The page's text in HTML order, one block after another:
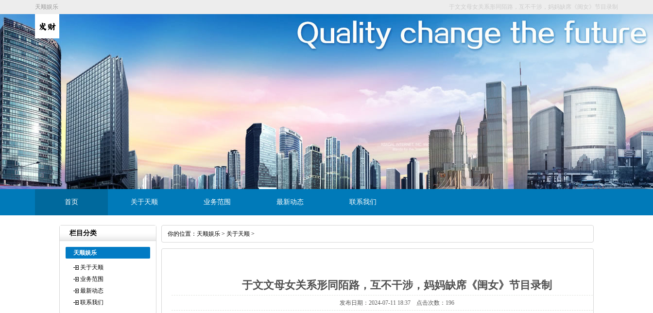
天顺娱乐 于文文母女关系形同陌路，互不干涉，妈妈缺席《闺女》节目录制
首页 关于天顺 业务范围 最新动态 联系我们
栏目分类
天顺娱乐
关于天顺
业务范围
最新动态
联系我们
你的位置： 天顺娱乐 > 关于天顺 >
于文文母女关系形同陌路，互不干涉，妈妈缺席《闺女》节目录制
发布日期：2024-07-11 18:37 点击次数：196